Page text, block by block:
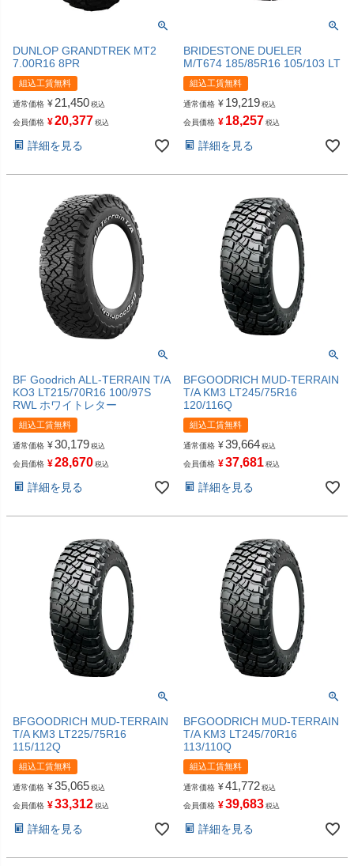
DUNLOP GRANDTREK MT2
7.00R16 8PR
組込工賃無料
通常価格 ¥ 21,450 税込
会員価格 ¥20,377 税込
詳細を見る
BRIDESTONE DUELER
M/T674 185/85R16 105/103 LT
組込工賃無料
通常価格 ¥ 19,219 税込
会員価格 ¥ 18,257 税込
詳細を見る
BF Goodrich ALL-TERRAIN T/A
KO3 LT215/70R16 100/97S
RWL ホワイトレター
組込工賃無料
通常価格 ¥30,179 税込
会員価格 ¥28,670 税込
詳細を見る
BFGOODRICH MUD-TERRAIN
T/A KM3 LT245/75R16
120/116Q
組込工賃無料
通常価格 ¥39,664 税込
会員価格 ¥37,681 税込
詳細を見る
BFGOODRICH MUD-TERRAIN
T/A KM3 LT225/75R16
115/112Q
組込工賃無料
通常価格 ¥35,065 税込
会員価格 ¥33,312 税込
詳細を見る
BFGOODRICH MUD-TERRAIN
T/A KM3 LT245/70R16
113/110Q
組込工賃無料
通常価格 ¥41,772 税込
会員価格 ¥39,683 税込
詳細を見る